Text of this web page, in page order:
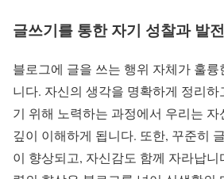
글쓰기를 통한 자기 성찰과 발전
블로그에 글을 쓰는 행위 자체가 훌
니다. 자신의 생각을 명확하게 정리
기 위해 노력하는 과정에서 우리는
깊이 이해하게 됩니다. 또한, 꾸준히
이 향상되고, 자신감도 함께 자라납